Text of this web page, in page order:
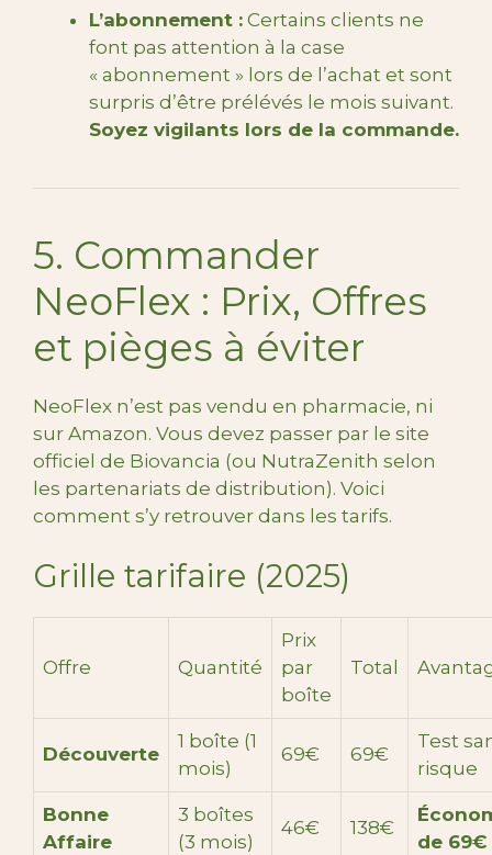
L’abonnement : Certains clients ne
font pas attention à la case
« abonnement » lors de l’achat et sont
surpris d’être prélévés le mois suivant.
Soyez vigilants lors de la commande.
5. Commander
NeoFlex : Prix, Offres
et pièges à éviter
NeoFlex n’est pas vendu en pharmacie, ni
sur Amazon. Vous devez passer par le site
officiel de Biovancia (ou NutraZenith selon
les partenariats de distribution). Voici
comment s’y retrouver dans les tarifs.
Grille tarifaire (2025)
Offre Quantité
Prix
par
boîte
Total
Découverte
1 boîte (1
mois)
69€ 69€
Test
risque
Bonne
Affaire
3 boîtes
(3 mois)
46€ 138€
de 69€